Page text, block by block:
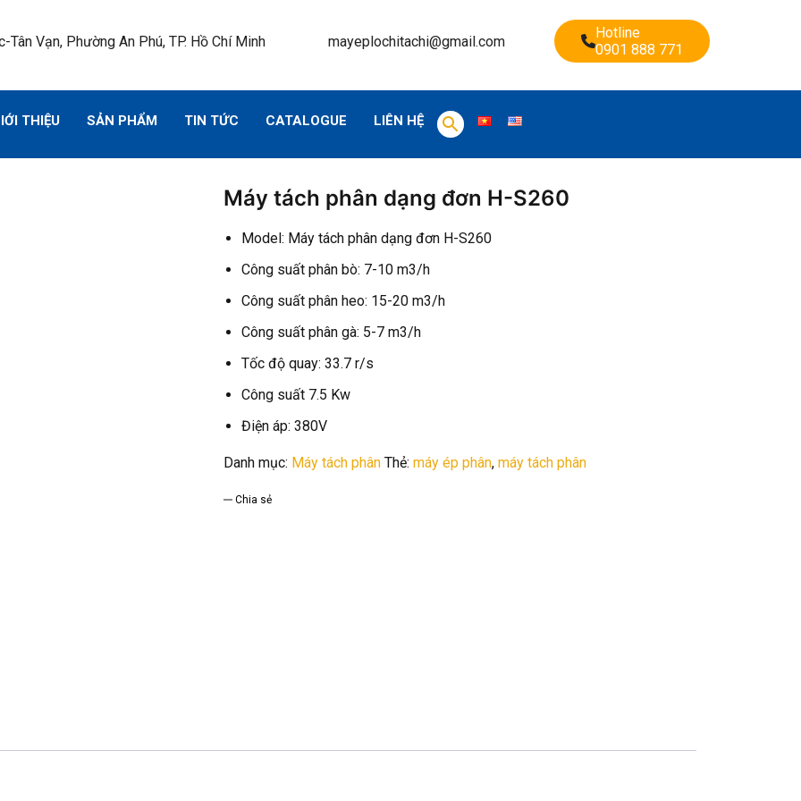
Vạn, Phường An Phú, TP. Hồ Chí Minh mayeplochitachi@gmail.com
Hotline
0901 888 771
THIỆU SẢN PHẨM TIN TỨC CATALOGUE LIÊN HỆ
Máy tách phân dạng đơn H-S260
Model: Máy tách phân dạng đơn H-S260
Công suất phân bò: 7-10 m3/h
Công suất phân heo: 15-20 m3/h
Công suất phân gà: 5-7 m3/h
Tốc độ quay: 33.7 r/s
Công suất 7.5 Kw
Điện áp: 380V
Danh mục: Máy tách phân Thẻ:máy ép phân,máy tách phân
Chia sẻ